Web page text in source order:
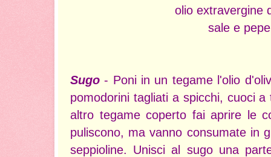
olio extravergine
sale e pepe
Sugo - Poni in un tegame l'olio
pomodorini tagliati a spicchi, cuoci
altro tegame coperto fai aprire le
puliscono, ma vanno consumate in
seppioline. Unisci al sugo una